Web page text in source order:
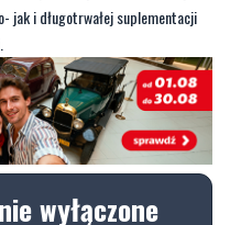
wyłączone
dodawania
lub redakcję.